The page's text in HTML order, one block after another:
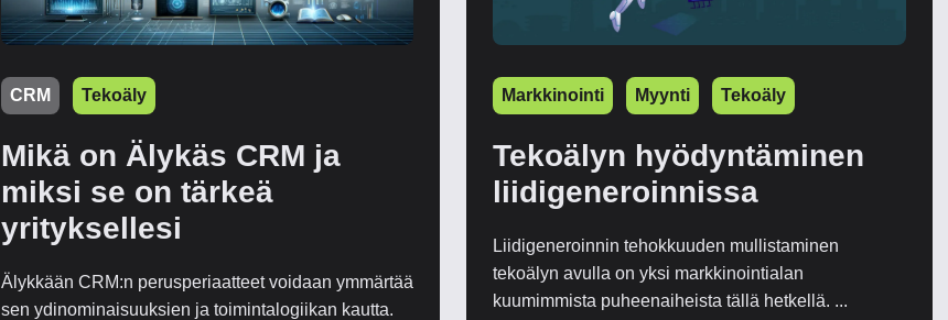
CRM Tekoäly
Mikä on Älykäs CRM ja
miksi se on tärkeä
yrityksellesi
Älykkään CRM:n perusperiaatteet voidaan ymmärtää
sen ydinominaisuuksien ja toimintalogiikan kautta.
Markkinointi Myynti Tekoäly
Tekoälyn hyödyntäminen
liidigeneroinnissa
Liidigeneroinnin tehokkuuden mullistaminen
tekoälyn avulla on yksi markkinointialan
kuumimmista puheenaiheista tällä hetkellä. ...